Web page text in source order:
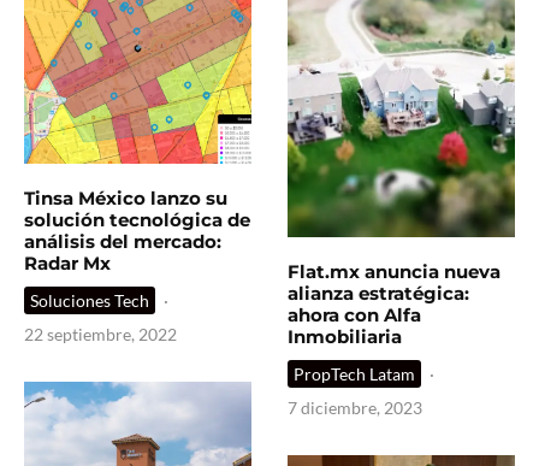
Tinsa México lanzo su
solución tecnológica de
análisis del mercado:
Radar Mx
Soluciones Tech
·
22 septiembre, 2022
Flat.mx anuncia nueva
alianza estratégica:
ahora con Alfa
Inmobiliaria
PropTech Latam
·
7 diciembre, 2023